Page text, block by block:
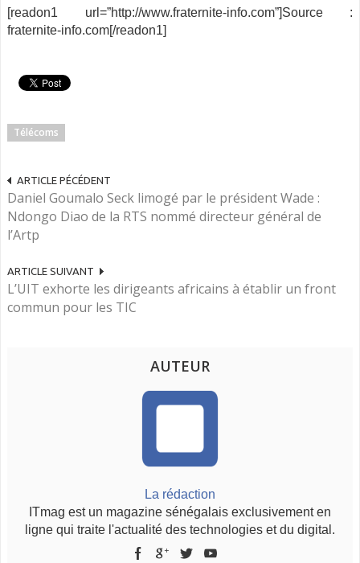
[readon1 url=”http://www.fraternite-info.com”]Source :
fraternite-info.com[/readon1]
Télécoms
ARTICLE PÉCÉDENT
Daniel Goumalo Seck limogé par le président Wade :
Ndongo Diao de la RTS nommé directeur général de
l’Artp
ARTICLE SUIVANT
L’UIT exhorte les dirigeants africains à établir un front
commun pour les TIC
AUTEUR
La rédaction
ITmag est un magazine sénégalais exclusivement en
ligne qui traite l'actualité des technologies et du digital.